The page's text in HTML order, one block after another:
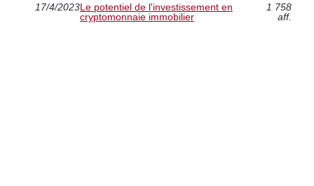
17/4/2023Le potentiel de l'investissement en
cryptomonnaie immobilier
1 758
aff.